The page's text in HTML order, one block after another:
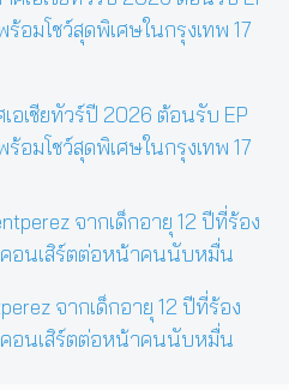
เอเชียทัวร์ปี 2026 ต้อนรับ EP
ร้อมโชว์สุดพิเศษในกรุงเทพ 17
จากเด็กอายุ 12 ปีที่ร้อง
คอนเสิร์ตต่อหน้าคนนับหมื่น